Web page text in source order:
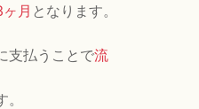
月 となります。
支払うことで流